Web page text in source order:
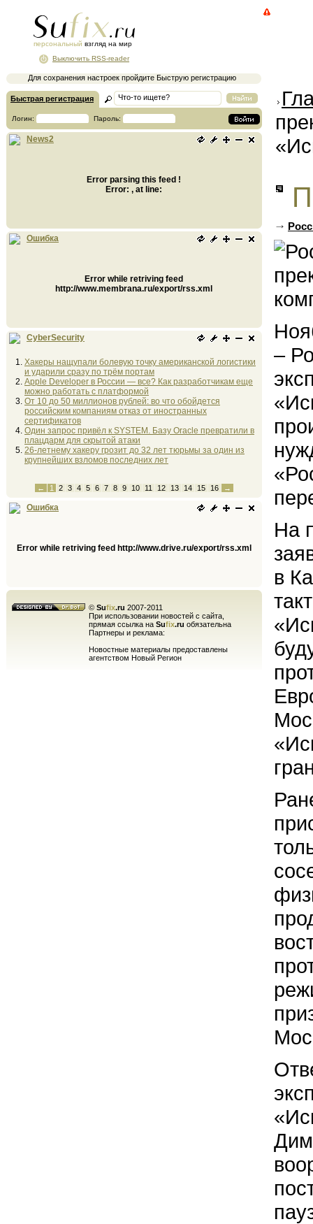
персональный взгляд на мир
Для сохранения настроек пройдите Быструю регистрацию
Выключить RSS-reader
Быстрая регистрация
Логин: Пароль:
News2
Error parsing this feed !
Error: , at line:
Ошибка
Error while retriving feed
http://www.membrana.ru/export/rss.xml
CyberSecurity
Хакеры нащупали болевую точку американской логистики
и ударили сразу по трём портам
Apple Developer в России — все? Как разработчикам еще
можно работать с платформой
От 10 до 50 миллионов рублей: во что обойдется
российским компаниям отказ от иностранных
сертификатов
Один запрос привёл к SYSTEM. Базу Oracle превратили в
плацдарм для скрытой атаки
26-летнему хакеру грозит до 32 лет тюрьмы за один из
крупнейших взломов последних лет
← 1 2 3 4 5 6 7 8 9 10 11 12 13 14 15 16 →
Ошибка
Error while retriving feed http://www.drive.ru/export/rss.xml
© Sufix.ru 2007-2011
При использовании новостей с сайта,
прямая ссылка на Sufix.ru обязательна
Партнеры и реклама:
Новостные материалы предоставлены
агентством Новый Регион
–
На
в